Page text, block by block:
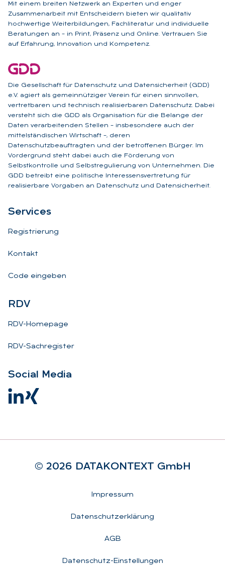
Mit einem breiten Netzwerk an Experten und enger
Zusammenarbeit mit Entscheidern bieten wir qualitativ
hochwertige Weiterbildungen, Fachliteratur und individuelle
Beratungen an – in Print, Präsenz und Online. Vertrauen Sie
auf Erfahrung, Innovation und Kompetenz.
Die Gesellschaft für Datenschutz und Datensicherheit (GDD)
e.V. agiert als gemeinnütziger Verein für einen sinnvollen,
vertretbaren und technisch realisierbaren Datenschutz. Dabei
versteht sich die GDD als Organisation für die Belange der
Daten verarbeitenden Stellen – insbesondere auch der
mittelständischen Wirtschaft –, deren
Datenschutzbeauftragten und der betroffenen Bürger. Im
Vordergrund steht dabei auch die Förderung von
Selbstkontrolle und Selbstregulierung von Unternehmen. Die
GDD betreibt eine politische Interessensvertretung für
realisierbare Vorgaben an Datenschutz und Datensicherheit.
Ser­vices
Registrierung
Kontakt
Code eingeben
RDV
RDV-Homepage
RDV-Sachregister
So­ci­al Me­dia
© 2026 DA­TA­KON­TEXT GmbH
Impressum
Datenschutzerklärung
AGB
Datenschutz-Einstellungen